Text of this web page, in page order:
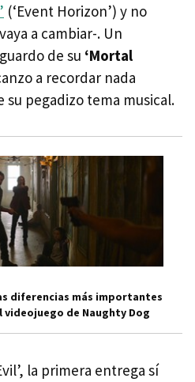
(‘Event Horizon’) y no
a cambiar-. Un
de su ‘Mortal
a recordar nada
su pegadizo tema musical.
diferencias más importantes
videojuego de Naughty Dog
la primera entrega sí